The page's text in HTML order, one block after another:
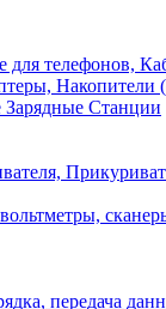
для телефонов,
Накопители
Станции
передача